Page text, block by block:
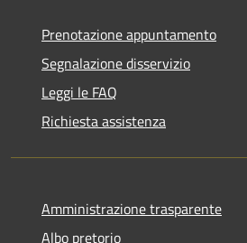
Prenotazione appuntamento
Segnalazione disservizio
Leggi le FAQ
Richiesta assistenza
Amministrazione trasparente
Albo pretorio